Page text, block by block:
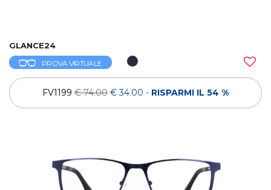
GLANCE24
PROVA VIRTUALE
FV1199 € 74.00 € 34.00 - RISPARMI IL 54 %